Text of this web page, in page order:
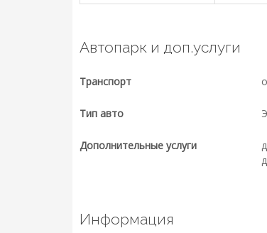
Автопарк и доп.услуги
Транспорт
Тип авто
Дополнительные услуги
Информация